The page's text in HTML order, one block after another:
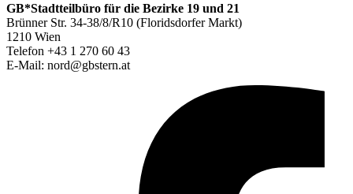
GB*Stadtteilbüro für die Bezirke 19 und 21
Brünner Str. 34-38/8/R10 (Floridsdorfer Markt)
1210 Wien
Telefon +43 1 270 60 43
E-Mail: nord@gbstern.at